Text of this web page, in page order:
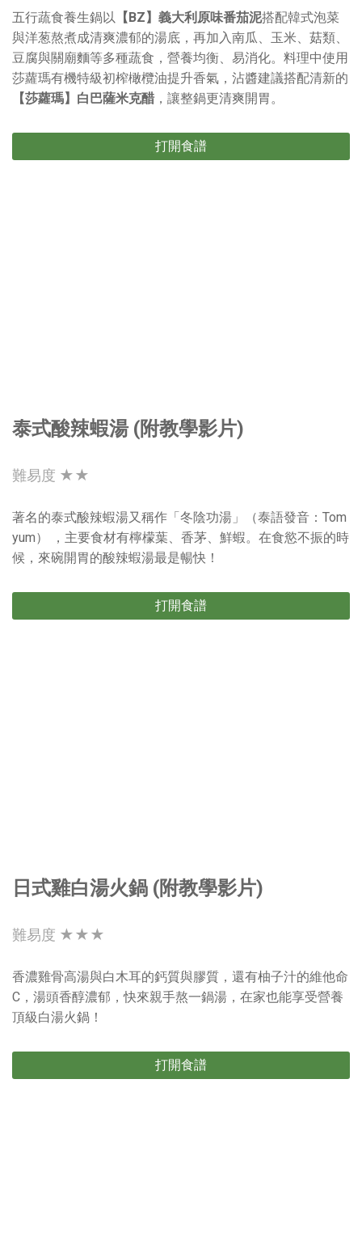
五行蔬食養生鍋以 【BZ】義大利原味番茄泥搭配韓式泡菜
與洋葱熬煮成清爽濃郁的湯底，再加入南瓜、玉米、菇類、
豆腐與關廟麵等多種蔬食，營養均衡、易消化。料理中使用
莎蘿瑪有機特級初榨橄欖油提升香氣，沾醬建議搭配清新的
【莎蘿瑪】白巴薩米克醋 ，讓整鍋更清爽開胃。
打開食譜
泰式酸辣蝦湯 (附教學影片)
難易度 ★★
著名的泰式酸辣蝦湯又稱作「冬陰功湯」（泰語發音：Tom
yum） ，主要食材有檸檬葉、香茅、鮮蝦。在食慾不振的時
候，來碗開胃的酸辣蝦湯最是暢快！
打開食譜
日式雞白湯火鍋 (附教學影片)
難易度 ★★★
香濃雞骨高湯與白木耳的鈣質與膠質，還有柚子汁的維他命
C，湯頭香醇濃郁，快來親手熬一鍋湯，在家也能享受營養
頂級白湯火鍋！
打開食譜